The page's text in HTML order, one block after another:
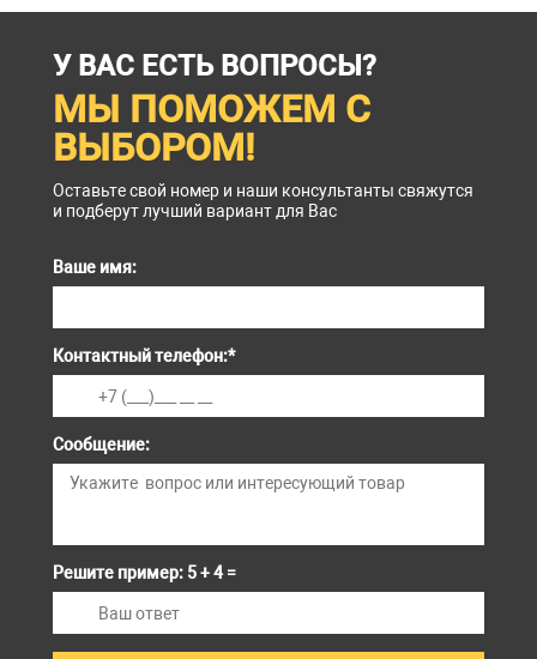
У ВАС ЕСТЬ ВОПРОСЫ?
МЫ ПОМОЖЕМ С
ВЫБОРОМ!
Оставьте свой номер и наши консультанты свяжутся
и подберут лучший вариант для Вас
Ваше имя:
Контактный телефон:*
Сообщение:
Решите пример: 5 + 4 =